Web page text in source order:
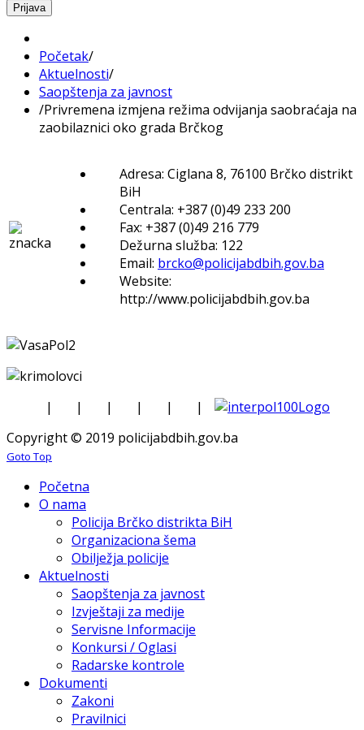
Prijava
Početak/
Aktuelnosti/
Saopštenja za javnost
/Privremena izmjena režima odvijanja saobraćaja na
zaobilaznici oko grada Brčkog
Adresa: Ciglana 8, 76100 Brčko distrikt
BiH
Centrala: +387 (0)49 233 200
Fax: +387 (0)49 216 779
Dežurna služba: 122
Email: brcko@policijabdbih.gov.ba
Website:
http://www.policijabdbih.gov.ba
| | | | |
|
Copyright © 2019 policijabdbih.gov.ba
Goto Top
Početna
O nama
Policija Brčko distrikta BiH
Organizaciona šema
Obilježja policije
Aktuelnosti
Saopštenja za javnost
Izvještaji za medije
Servisne Informacije
Konkursi / Oglasi
Radarske kontrole
Dokumenti
Zakoni
Pravilnici